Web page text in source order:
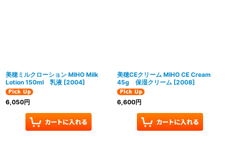
美穂ミルクローション MIHO Milk
Lotion 150ml 乳液 [2004]
6,050円
美穂CEクリーム MIHO CE Cream
45g 保湿クリーム [2008]
6,600円